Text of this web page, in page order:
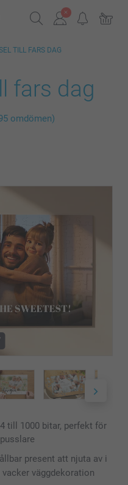
TILL FARS DAG
fars dag
omdömen)
till 1000 bitar, perfekt för
present att njuta av i
väggdekoration